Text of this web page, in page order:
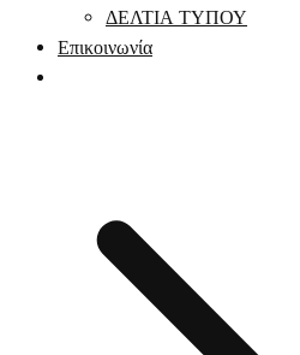
ΔΕΛΤΙΑ ΤΥΠΟΥ
Επικοινωνία